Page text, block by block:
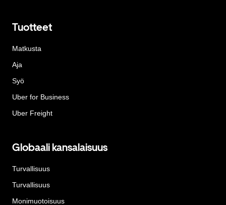
Tuotteet
Matkusta
Aja
Syö
Uber for Business
Uber Freight
Globaali kansalaisuus
Turvallisuus
Turvallisuus
Monimuotoisuus